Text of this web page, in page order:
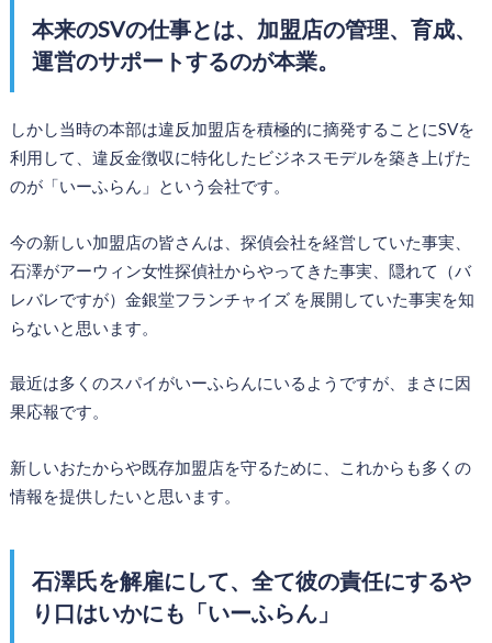
本来のSVの仕事とは、加盟店の管理、育成、
運営のサポートするのが本業。
しかし当時の本部は違反加盟店を積極的に摘発することにSVを
利用して、違反金徴収に特化したビジネスモデルを築き上げた
のが「いーふらん」という会社です。
今の新しい加盟店の皆さんは、探偵会社を経営していた事実、
石澤がアーウィン女性探偵社からやってきた事実、隠れて（バ
レバレですが）金銀堂フランチャイズ を展開していた事実を知
らないと思います。
最近は多くのスパイがいーふらんにいるようですが、まさに因
果応報です。
新しいおたからや既存加盟店を守るために、これからも多くの
情報を提供したいと思います。
石澤氏を解雇にして、全て彼の責任にするや
り口はいかにも「いーふらん」